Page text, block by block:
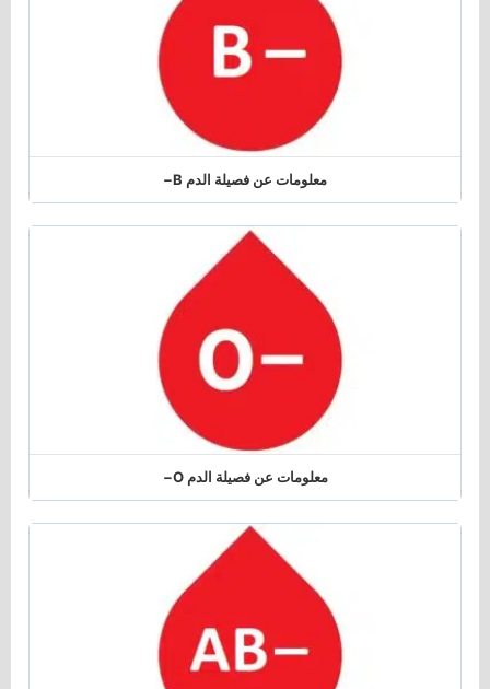
معلومات عن فصيلة الدم B−
معلومات عن فصيلة الدم O−